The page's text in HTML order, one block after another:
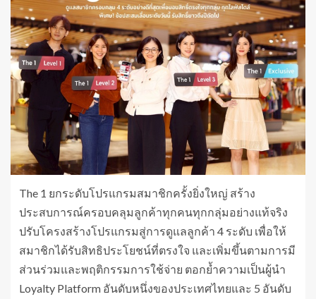
The 1 ยกระดับโปรแกรมสมาชิกครั้งยิ่งใหญ่ สร้าง
ประสบการณ์ครอบคลุมลูกค้าทุกคนทุกกลุ่มอย่างแท้จริง
ปรับโครงสร้างโปรแกรมสู่การดูแลลูกค้า 4 ระดับ เพื่อให้
สมาชิกได้รับสิทธิประโยชน์ที่ตรงใจ และเพิ่มขึ้นตามการมี
ส่วนร่วมและพฤติกรรมการใช้จ่าย ตอกย้ำความเป็นผู้นำ
Loyalty Platform อันดับหนึ่งของประเทศไทยและ 5 อันดับ